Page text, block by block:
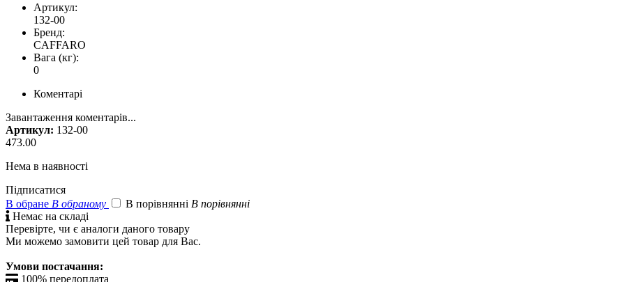
Артикул:
132-00
Бренд:
CAFFARO
Вага (кг):
0
Коментарі
Завантаження коментарів...
Артикул: 132-00
473.00
Нема в наявності
Підписатися
В обране В обраному В порівнянні В порівнянні
 Немає на складі
Перевірте, чи є аналоги даного товару
Ми можемо замовити цей товар для Вас.
Умови постачання:
 100% передоплата